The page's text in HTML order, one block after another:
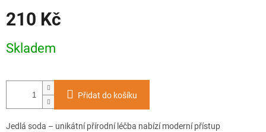
210 Kč
cena:
Skladem
Přidat do košíku
Jedlá soda – unikátní přírodní léčba nabízí moderní přístup